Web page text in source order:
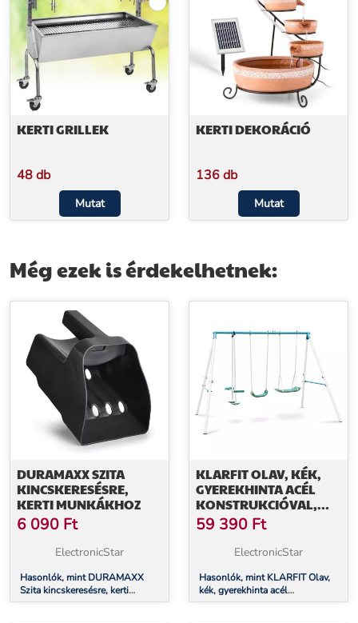
KERTI GRILLEK
48 db
Mutat
KERTI DEKORÁCIÓ
136 db
Mutat
Még ezek is érdekelhetnek:
DURAMAXX SZITA
KINCSKERESÉSRE,
KERTI MUNKÁKHOZ
6 090 Ft
ElectronicStar
Hasonlók, mint DURAMAXX
Szita kincskeresésre, kerti
munkákhoz
KLARFIT OLAV, KÉK,
GYEREKHINTA ACÉL
KONSTRUKCIÓVAL,
KERTI HASZNÁLATRA
59 390 Ft
ElectronicStar
Hasonlók, mint KLARFIT Olav,
kék, gyerekhinta acél
konstrukcióval, kerti használatra